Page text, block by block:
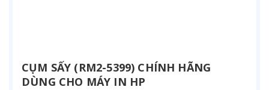
CỤM SẤY (RM2-5399) CHÍNH HÃNG
DÙNG CHO MÁY IN HP